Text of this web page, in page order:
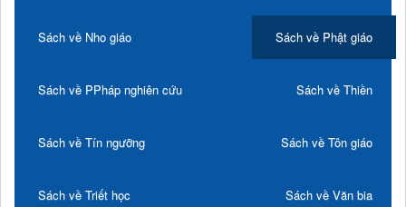
Sách về Nho giáo Sách về Phật giáo
Sách về PPháp nghiên cứu Sách về Thiền
Sách về Tín ngưỡng Sách về Tôn giáo
Sách về Triết học Sách về Văn bia